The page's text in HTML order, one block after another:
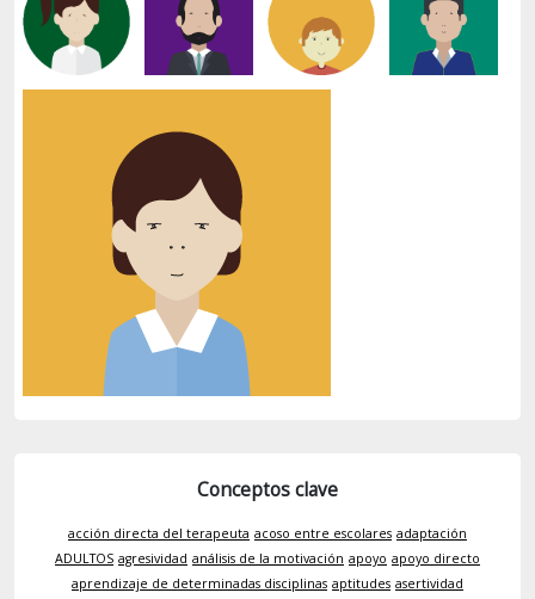
Conceptos clave
acción directa del terapeuta acoso entre escolares adaptación
ADULTOS agresividad análisis de la motivación apoyo apoyo directo
aprendizaje de determinadas disciplinas aptitudes asertividad